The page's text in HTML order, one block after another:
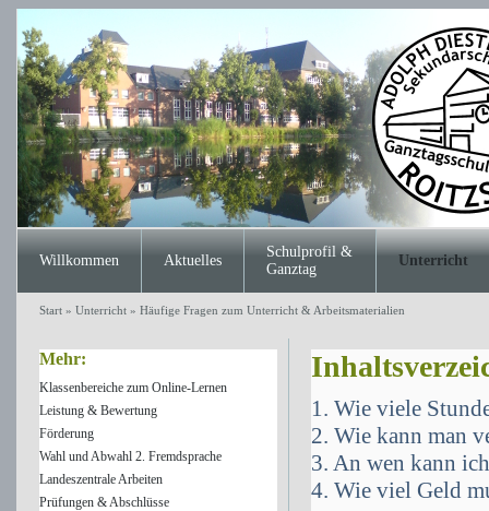
Willkommen Aktuelles
Schulprofil &
Ganztag
Unterricht
Start» Unterricht» Häufige Fragen zum Unterricht & Arbeitsmaterialien
Mehr:
Klassenbereiche zum Online-Lernen
Leistung & Bewertung
Förderung
Wahl und Abwahl 2. Fremdsprache
Landeszentrale Arbeiten
Prüfungen & Abschlüsse
1. Wie viele
2. Wie kann man
3. An wen kann
4. Wie viel Geld